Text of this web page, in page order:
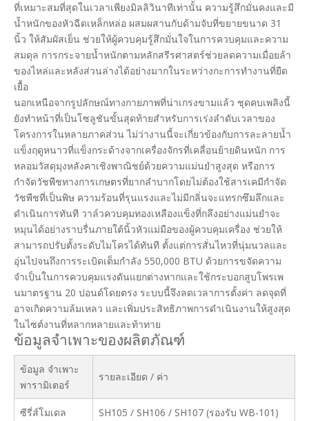
ที่เหมาะสมที่สุดในเวลาเพียงมิลลิวินาทีเท่านั้น ความรู้สึกมั่นคงและมี
น้ำหนักของหัวฉีดเหล็กหล่อ ผสมผสานกับด้ามจับที่ขยายขนาด 31
นิ้ว ให้สัมผัสเย็น ช่วยให้ผู้ควบคุมรู้สึกมั่นใจในการควบคุมและความ
สมดุล การกระจายน้ำหนักตามหลักสรีรศาสตร์ช่วยลดความเมื่อยล้า
ของไหล่และหลังส่วนล่างได้อย่างมากในระหว่างกะการทำงานที่ยืด
เยื้อ
นอกเหนือจากรูปลักษณ์ทางกายภาพที่น่าเกรงขามแล้ว ชุดคบเพลิงนี้
ยังทำหน้าที่เป็นโซลูชันขั้นสุดท้ายสำหรับการเร่งลำดับเวลาของ
โครงการในหลายภาคส่วน ไม่ว่างานนี้จะเกี่ยวข้องกับการละลายน้ำ
แข็งฤดูหนาวที่แข็งกระด้างจากเครื่องจักรที่เคลื่อนย้ายดินหนัก การ
หลอมวัสดุมุงหลังคาเชิงพาณิชย์ด้วยความแม่นยำสูงสุด หรือการ
กำจัดวัชพืชทางการเกษตรที่ยากลำบากโดยไม่ต้องใช้สารเคมีกำจัด
วัชพืชที่เป็นพิษ ความร้อนที่รุนแรงและไม่มีกลิ่นจะแทรกซึมลึกและ
ดำเนินการทันที วาล์วควบคุมทองเหลืองแข็งที่กลึงอย่างแม่นยำจะ
หมุนได้อย่างราบรื่นภายใต้นิ้วหัวแม่มือของผู้ควบคุมเครื่อง ช่วยให้
สามารถปรับตั้งระดับไมโครได้ทันที ตั้งแต่การสั่นไหวที่นุ่มนวลและ
อุ่นไปจนถึงการระเบิดเต็มกำลัง 550,000 BTU ด้วยการขจัดความ
จำเป็นในการควบคุมแรงดันแยกต่างหากและใช้กระบอกสูบโพรเพ
นมาตรฐาน 20 ปอนด์โดยตรง ระบบนี้จึงลดเวลาการตั้งค่า ลดจุดที่
อาจเกิดความล้มเหลว และเพิ่มประสิทธิภาพการดำเนินงานให้สูงสุด
ในไซต์งานที่หลากหลายและท้าทาย
ข้อมูลจำเพาะของผลิตภัณฑ์
ข้อมูล จำเพาะ
พารามิเตอร์
รายละเอียด / ค่า
ซีรี่ส์โมเดล SH105 / SH106 / SH107 (รองรับ WB-101)